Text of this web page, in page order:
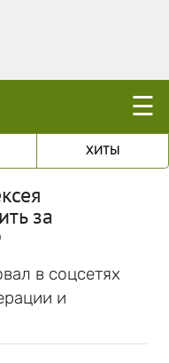
☰
ХИТЫ
за
в соцсетях
и